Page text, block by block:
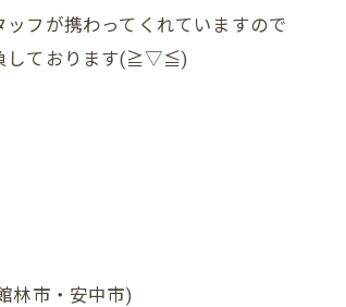
フが携わってくれていますので
しております(≧▽≦)
林市・安中市)